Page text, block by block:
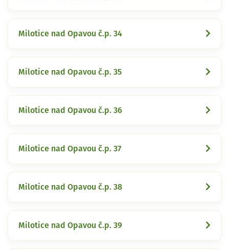
Milotice nad Opavou č.p. 34
Milotice nad Opavou č.p. 35
Milotice nad Opavou č.p. 36
Milotice nad Opavou č.p. 37
Milotice nad Opavou č.p. 38
Milotice nad Opavou č.p. 39